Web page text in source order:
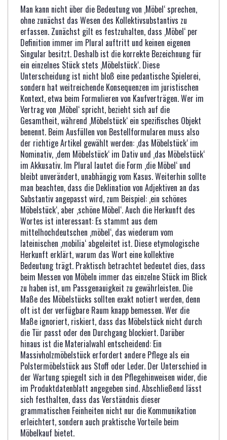
Man kann nicht über die Bedeutung von ‚Möbel‘ sprechen,
ohne zunächst das Wesen des Kollektivsubstantivs zu
erfassen. Zunächst gilt es festzuhalten, dass ‚Möbel‘ per
Definition immer im Plural auftritt und keinen eigenen
Singular besitzt. Deshalb ist die korrekte Bezeichnung für
ein einzelnes Stück stets ‚Möbelstück‘. Diese
Unterscheidung ist nicht bloß eine pedantische Spielerei,
sondern hat weitreichende Konsequenzen im juristischen
Kontext, etwa beim Formulieren von Kaufverträgen. Wer im
Vertrag von ‚Möbel‘ spricht, bezieht sich auf die
Gesamtheit, während ‚Möbelstück‘ ein spezifisches Objekt
benennt. Beim Ausfüllen von Bestellformularen muss also
der richtige Artikel gewählt werden: ‚das Möbelstück‘ im
Nominativ, ‚dem Möbelstück‘ im Dativ und ‚das Möbelstück‘
im Akkusativ. Im Plural lautet die Form ‚die Möbel‘ und
bleibt unverändert, unabhängig vom Kasus. Weiterhin sollte
man beachten, dass die Deklination von Adjektiven an das
Substantiv angepasst wird, zum Beispiel: ‚ein schönes
Möbelstück‘, aber ‚schöne Möbel‘. Auch die Herkunft des
Wortes ist interessant: Es stammt aus dem
mittelhochdeutschen ‚möbel‘, das wiederum vom
lateinischen ‚mobilia‘ abgeleitet ist. Diese etymologische
Herkunft erklärt, warum das Wort eine kollektive
Bedeutung trägt. Praktisch betrachtet bedeutet dies, dass
beim Messen von Möbeln immer das einzelne Stück im Blick
zu haben ist, um Passgenauigkeit zu gewährleisten. Die
Maße des Möbelstücks sollten exakt notiert werden, denn
oft ist der verfügbare Raum knapp bemessen. Wer die
Maße ignoriert, riskiert, dass das Möbelstück nicht durch
die Tür passt oder den Durchgang blockiert. Darüber
hinaus ist die Materialwahl entscheidend: Ein
Massivholzmöbelstück erfordert andere Pflege als ein
Polstermöbelstück aus Stoff oder Leder. Der Unterschied in
der Wartung spiegelt sich in den Pflegehinweisen wider, die
im Produktdatenblatt angegeben sind. Abschließend lässt
sich festhalten, dass das Verständnis dieser
grammatischen Feinheiten nicht nur die Kommunikation
erleichtert, sondern auch praktische Vorteile beim
Möbelkauf bietet.